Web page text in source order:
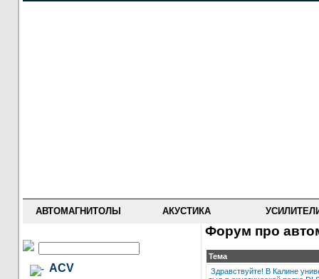
АВТОМАГНИТОЛЫ АКУСТИКА
ACV
Форум про
Тема
Здравствуйте! В Калине